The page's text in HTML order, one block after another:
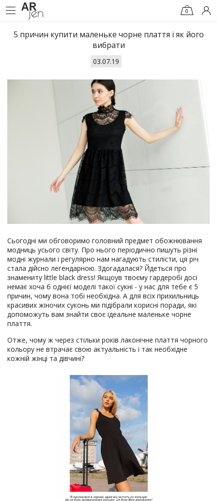
0
5 причин купити маленьке чорне плаття і як його
вибрати
03.07.19
Сьогодні ми обговоримо головний предмет обожнювання
модниць усього світу. Про нього періодично пишуть різні
модні журнали і регулярно нам нагадують стилісти, ця річ
стала дійсно легендарною. Здогадалася? Йдеться про
знамениту little black dress! Якщоув твоєму гардеробі досі
немає хоча б однієї моделі такої сукні - у нас для тебе є 5
причин, чому вона тобі необхідна. А для всіх прихильниць
красивих жіночих суконь ми підібрали корисні поради, які
допоможуть вам знайти своє ідеальне маленьке чорне
плаття.
Отже, чому ж через стільки років лаконічне плаття чорного
кольору не втрачає свою актуальність і так необхідне
кожній жінці та дівчині?